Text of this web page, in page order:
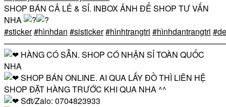
SHOP BÁN CẢ LẺ & SỈ. INBOX ẢNH ĐỂ SHOP TƯ VẤN
NHA
#sticker#hìnhdan #sisticker#hìnhtrangtri #hìnhdantrangtri
HÀNG CÓ SẴN. SHOP CÓ NHẬN SỈ TOÀN QUỐC
NHA
SHOP BÁN ONLINE. AI QUA LẤY ĐỒ THÌ LIÊN HỆ
SHOP ĐẶT HÀNG TRƯỚC KHI QUA NHA ^^
Sđt/Zalo: 0704823933